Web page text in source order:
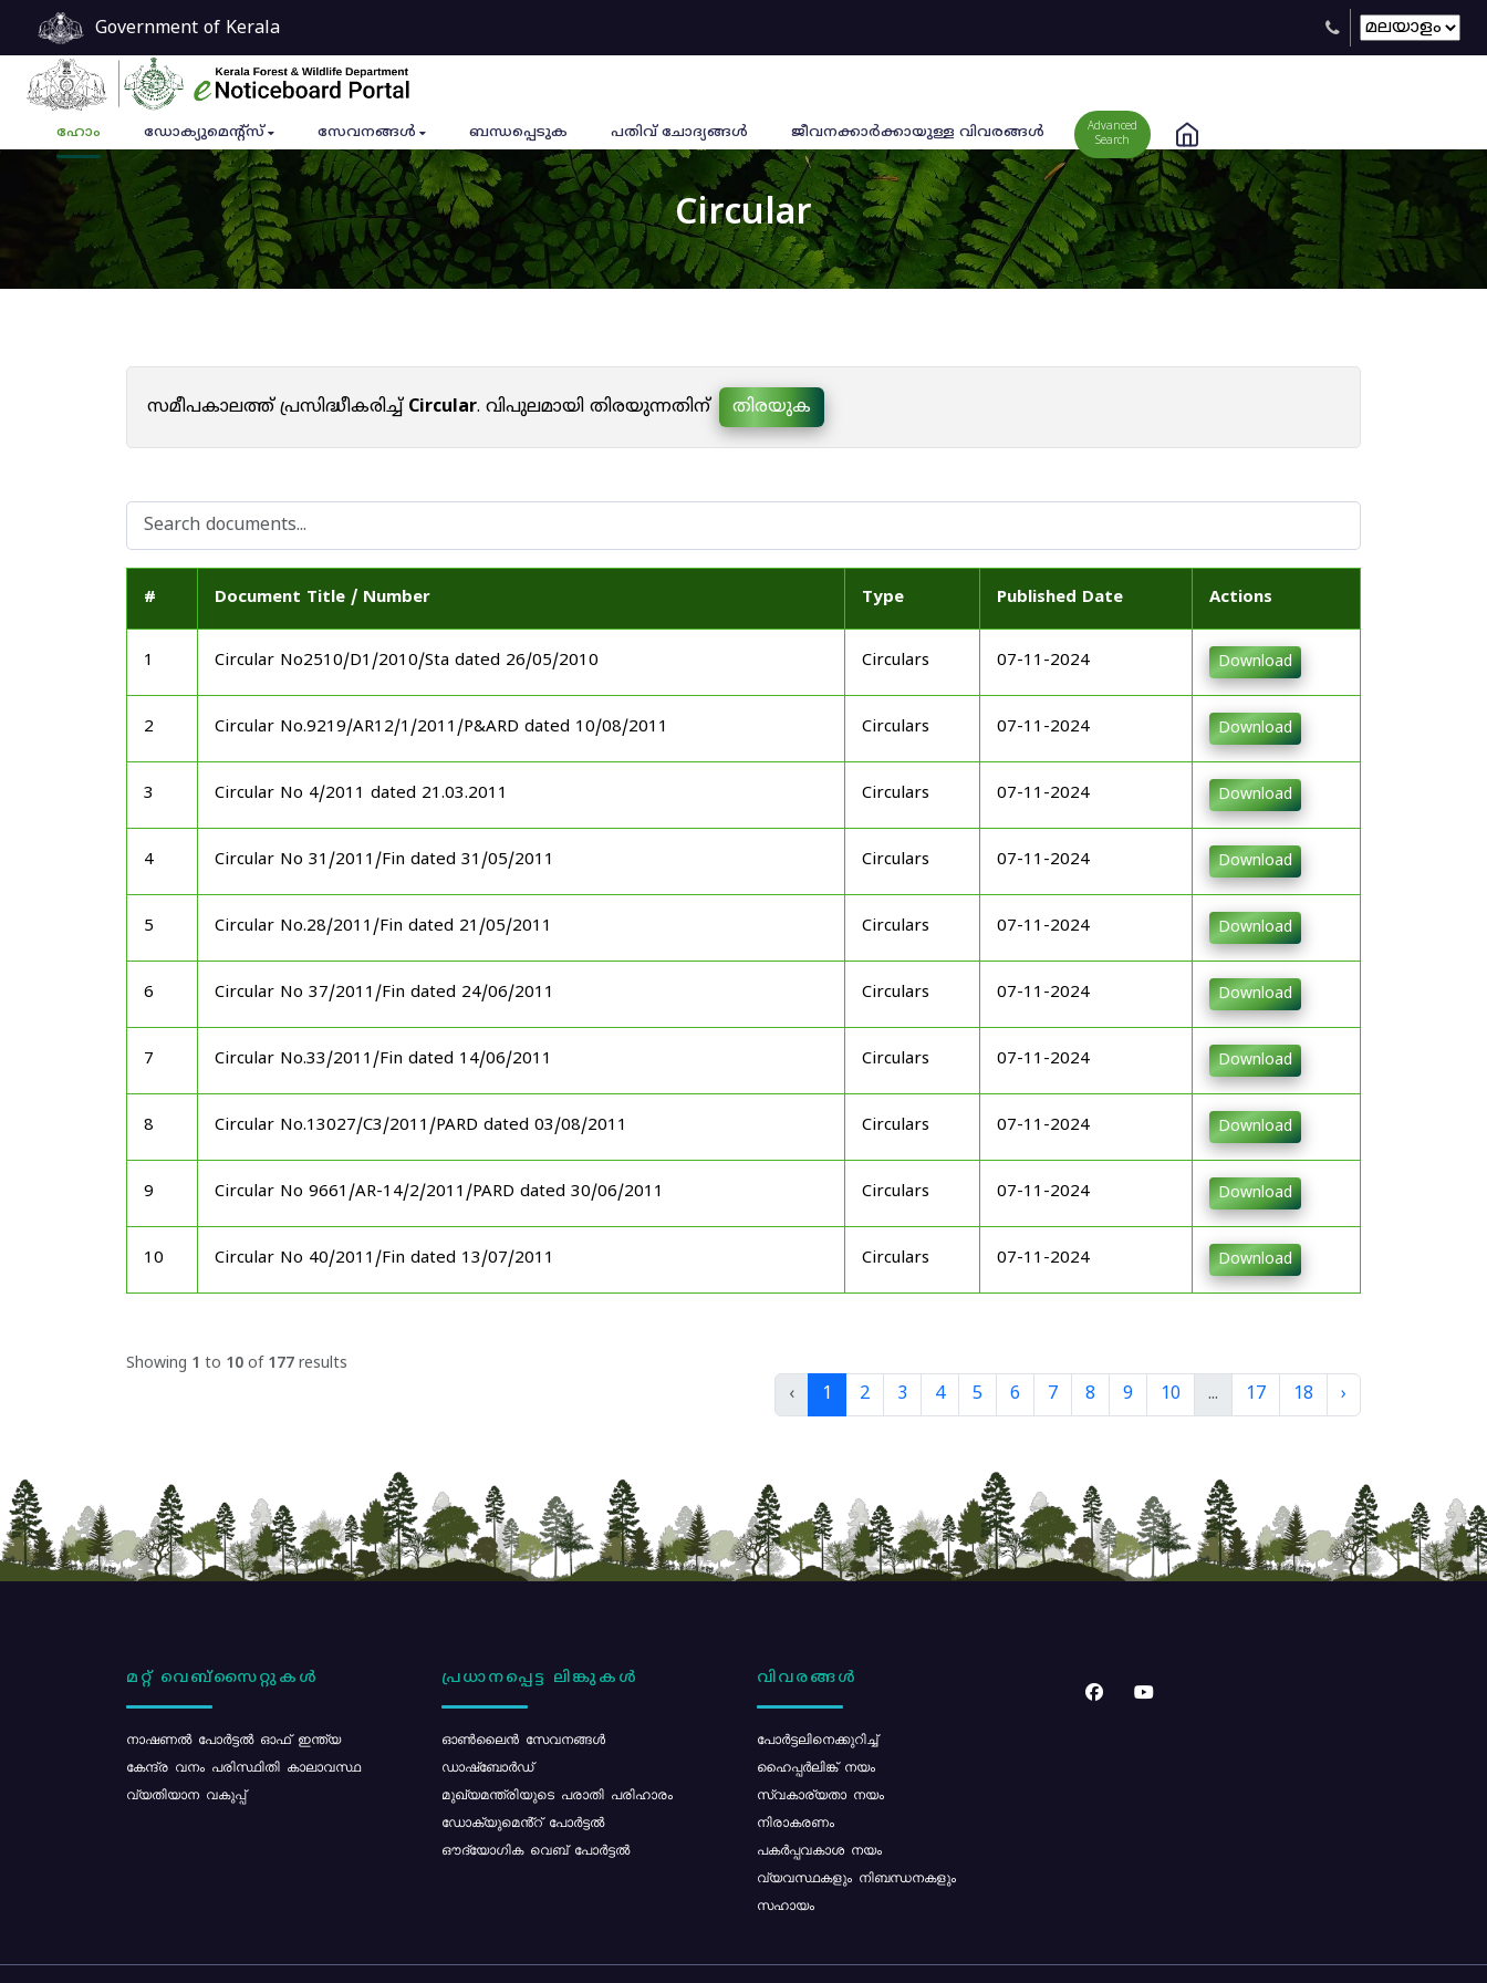
Government of Kerala
ഹോം ഡോക്യുമെൻ്റ്സ് സേവനങ്ങൾ ബന്ധപ്പെടുക പതിവ് ചോദ്യങ്ങൾ ജീവനക്കാര്‍ക്കായുള്ള വിവരങ്ങള്‍
Advanced
Search
Circular
സമീപകാലത്ത് പ്രസിദ്ധീകരിച്ച്Circular. വിപുലമായി തിരയുന്നതിന് തിരയുക
# Document Title / Number Type Published Date Actions
1 Circular No2510/D1/2010/Sta dated 26/05/2010 Circulars 07-11-2024 Download
2 Circular No.9219/AR12/1/2011/P&ARD dated 10/08/2011 Circulars 07-11-2024 Download
3 Circular No 4/2011 dated 21.03.2011 Circulars 07-11-2024 Download
4 Circular No 31/2011/Fin dated 31/05/2011 Circulars 07-11-2024 Download
5 Circular No.28/2011/Fin dated 21/05/2011 Circulars 07-11-2024 Download
6 Circular No 37/2011/Fin dated 24/06/2011 Circulars 07-11-2024 Download
7 Circular No.33/2011/Fin dated 14/06/2011 Circulars 07-11-2024 Download
8 Circular No.13027/C3/2011/PARD dated 03/08/2011 Circulars 07-11-2024 Download
9 Circular No 9661/AR-14/2/2011/PARD dated 30/06/2011 Circulars 07-11-2024 Download
10 Circular No 40/2011/Fin dated 13/07/2011 Circulars 07-11-2024 Download
Showing 1 to 10 of 177 results
‹ 1 2 3 4 5 6 7 8 9 10 ... 17 18 ›
മറ്റ് വെബ്സൈറ്റുകൾ
നാഷണൽ പോർട്ടൽ ഓഫ് ഇന്ത്യ
കേന്ദ്ര വനം പരിസ്ഥിതി കാലാവസ്ഥ
വ്യതിയാന വകുപ്പ്
പ്രധാനപ്പെട്ട ലിങ്കുകൾ
ഓൺലൈൻ സേവനങ്ങൾ
ഡാഷ്ബോർഡ്
മുഖ്യമന്ത്രിയുടെ പരാതി പരിഹാരം
ഡോക്യുമെൻ്റ് പോർട്ടൽ
ഔദ്യോഗിക വെബ് പോർട്ടൽ
വിവരങ്ങൾ
പോര്‍ട്ടലിനെക്കുറിച്ച്
ഹൈപ്പർലിങ്ക് നയം
സ്വകാര്യതാ നയം
നിരാകരണം
പകർപ്പവകാശ നയം
വ്യവസ്ഥകളും നിബന്ധനകളും
സഹായം